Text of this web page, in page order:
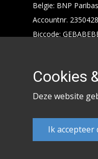
Belgie: BNP
Accountnr.
Biccode:
Cookies
Deze website
Ik accepteer